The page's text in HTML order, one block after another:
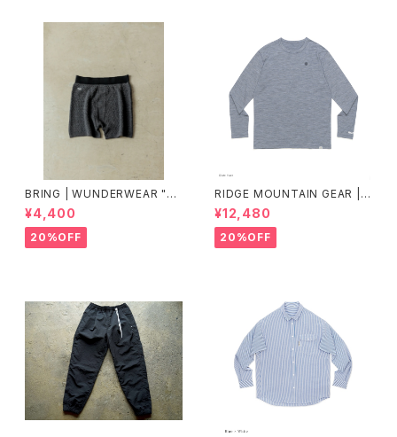
BRING | WUNDERWEAR "O
NE" 50/50
¥4,400
20%OFF
RIDGE MOUNTAIN GEAR |
Merino Basic Long Sleeve
Tee "Micro Border"
¥12,480
20%OFF